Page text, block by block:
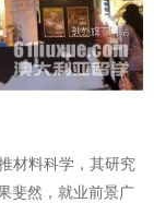
材料科学，其研究
斐然，就业前景广